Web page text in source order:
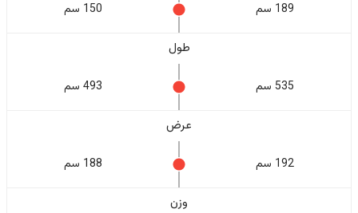
189 سم 150 سم
طول
535 سم 493 سم
عرض
192 سم 188 سم
وزن